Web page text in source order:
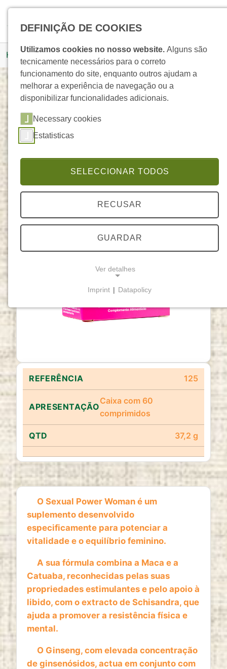
Skip to main navigation
Skip to main content
Skip to page footer
Pesquisar
You are here:
Homepage Produtos Detalhe Produto
Sexual Power Woman
SEXUAL POWER
125
Caixa com 60
comprimidos
37,2 g
O Sexual Power Woman é um
suplemento desenvolvido
especificamente para potenciar a
vitalidade e o equilíbrio feminino.
A sua fórmula combina a Maca e a
Catuaba, reconhecidas pelas suas
propriedades estimulantes e pelo apoio à
libido, com o extracto de Schisandra, que
ajuda a promover a resistência física e
mental.
O Ginseng, com elevada concentração
de ginsenósidos, actua em conjunto com
DEFINIÇÃO DE COOKIES
Utilizamos cookies no nosso website. Alguns são
tecnicamente necessários para o correto
funcionamento do site, enquanto outros ajudam a
melhorar a experiência de navegação ou a
disponibilizar funcionalidades adicionais.
Necessary cookies
Estatisticas
SELECCIONAR TODOS
RECUSAR
GUARDAR
Ver detalhes
Cookies necessáriospermitem funcionalidades
Cookie Consent
Name:
Purpose:
Este cookie armazena as opções de
consentimento selecionadas pelo utilizador.
1 year
ESTATISTICAS
Cookies de estatísticas recolhem informação de
forma anónima. Estes dados ajudam-nos a
compreender como os visitantes utilizam o nosso
Google Analytics
Name:
_ga, _ga_*
Provider:
Purpose:
Imprint | Datapolicy